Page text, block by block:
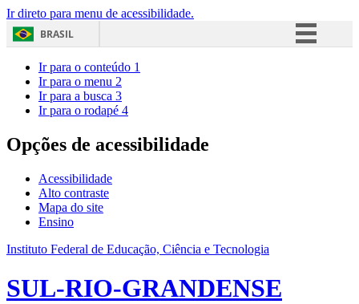
Ir direto para menu de acessibilidade.
BRASIL
Acesso à informação
Ir para o conteúdo 1
Ir para o menu 2
Ir para a busca 3
Ir para o rodapé 4
Opções de acessibilidade
Acessibilidade
Alto contraste
Mapa do site
Ensino
Instituto Federal de Educação, Ciência e Tecnologia
SUL-RIO-GRANDENSE